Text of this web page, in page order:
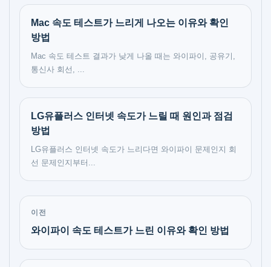
Mac 속도 테스트가 느리게 나오는 이유와 확인
방법
Mac 속도 테스트 결과가 낮게 나올 때는 와이파이, 공유기,
통신사 회선, ...
LG유플러스 인터넷 속도가 느릴 때 원인과 점검
방법
LG유플러스 인터넷 속도가 느리다면 와이파이 문제인지 회
선 문제인지부터...
이전
와이파이 속도 테스트가 느린 이유와 확인 방법